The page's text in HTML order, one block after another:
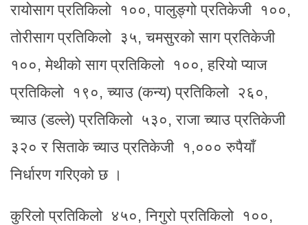
रायोसाग प्रतिकिलो १००, पालुङ्गो प्रतिकेजी १००,
तोरीसाग प्रतिकिलो ३५, चमसुरको साग प्रतिकेजी
१००, मेथीको साग प्रतिकिलो १००, हरियो प्याज
प्रतिकिलो १९०, च्याउ (कन्य) प्रतिकिलो २६०,
च्याउ (डल्ले) प्रतिकिलो ५३०, राजा च्याउ प्रतिकेजी
३२० र सिताके च्याउ प्रतिकेजी १,००० रुपैयाँ
निर्धारण गरिएको छ ।
कुरिलो प्रतिकिलो ४५०, निगुरो प्रतिकिलो १००,